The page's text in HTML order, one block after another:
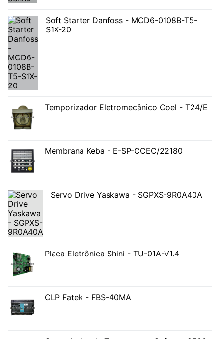
Soft Starter Danfoss - MCD6-0108B-T5-
S1X-20
Temporizador Eletromecânico Coel - T24/E
Membrana Keba - E-SP-CCEC/22180
Servo Drive Yaskawa - SGPXS-9R0A40A
Placa Eletrônica Shini - TU-01A-V1.4
CLP Fatek - FBS-40MA